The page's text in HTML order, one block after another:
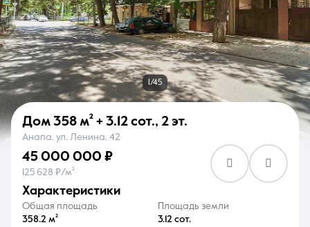
Недвижимость Услуги
О компании
1/45
Дом 358 м² + 3.12 сот., 2 эт.
Анапа, ул. Ленина, 42
45 000 000 ₽
125 628 ₽/м²
характеристики
Общая площадь
358.2 м²
Площадь земли
3.12 сот.